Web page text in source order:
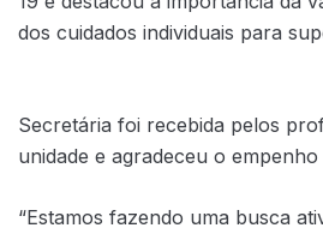
dos cuidados individuais para
Secretária foi recebida pelos
unidade e agradeceu o empenho
“Estamos fazendo uma busca